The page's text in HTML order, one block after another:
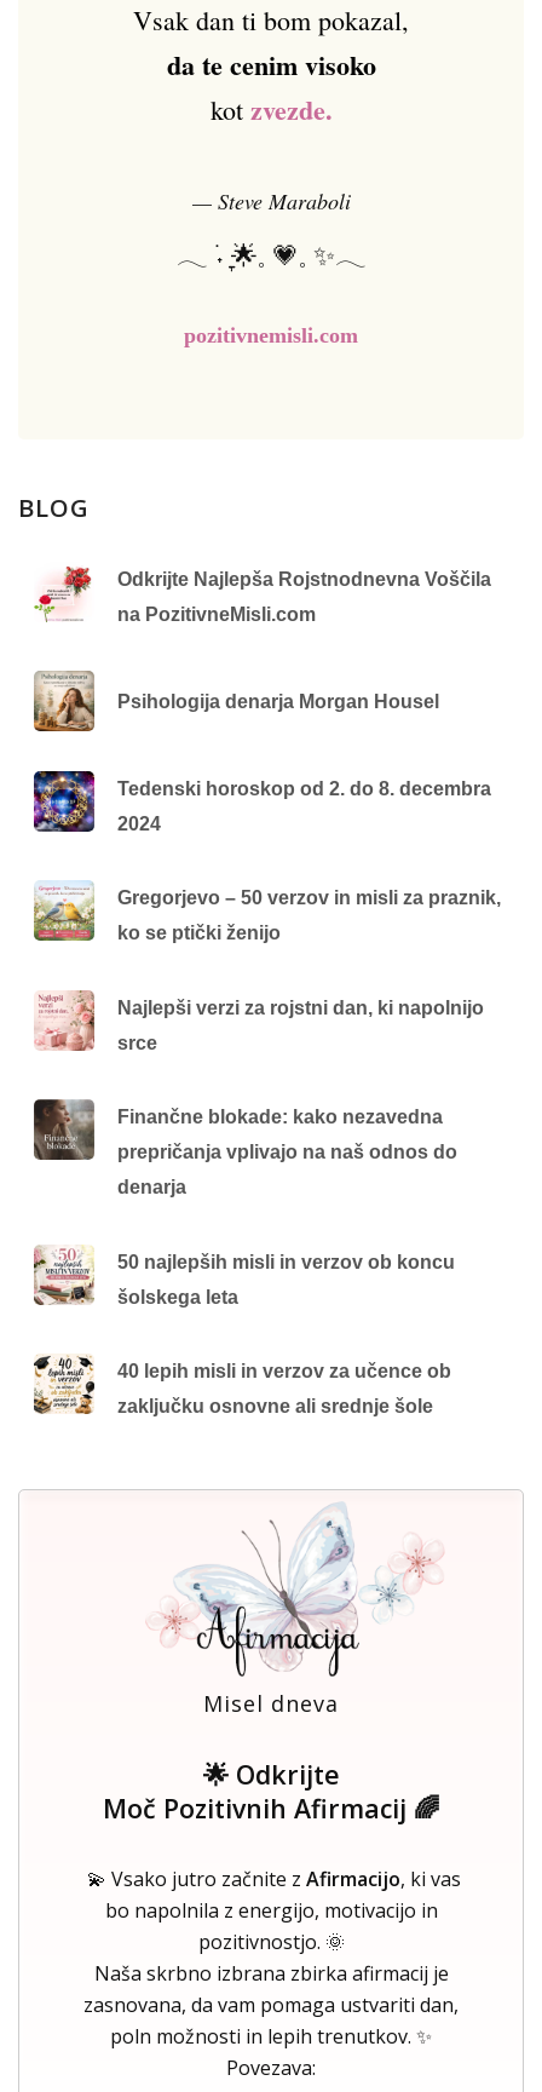
Vsak dan ti bom pokazal,
da te cenim visoko
kot zvezde.
— Steve Maraboli
𓂃 ࣪˖ ִֶָ🌟𓈒 💗𓈒 ✨𓂃
pozitivnemisli.com
BLOG
Odkrijte Najlepša Rojstnodnevna Voščila
na PozitivneMisli.com
Psihologija denarja Morgan Housel
Tedenski horoskop od 2. do 8. decembra
2024
Gregorjevo – 50 verzov in misli za praznik,
ko se ptički ženijo
Najlepši verzi za rojstni dan, ki napolnijo
srce
Finančne blokade: kako nezavedna
prepričanja vplivajo na naš odnos do
denarja
50 najlepših misli in verzov ob koncu
šolskega leta
40 lepih misli in verzov za učence ob
zaključku osnovne ali srednje šole
Misel dneva
🌟 Odkrijte
Moč Pozitivnih Afirmacij 🌈
💫 Vsako jutro začnite z Afirmacijo, ki vas
bo napolnila z energijo, motivacijo in
pozitivnostjo. 🌞
Naša skrbno izbrana zbirka afirmacij je
zasnovana, da vam pomaga ustvariti dan,
poln možnosti in lepih trenutkov. ✨
Povezava: